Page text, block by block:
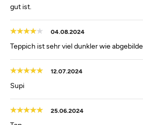
gut ist.
04.08.2024
Teppich ist sehr viel dunkler wie
12.07.2024
Supi
25.06.2024